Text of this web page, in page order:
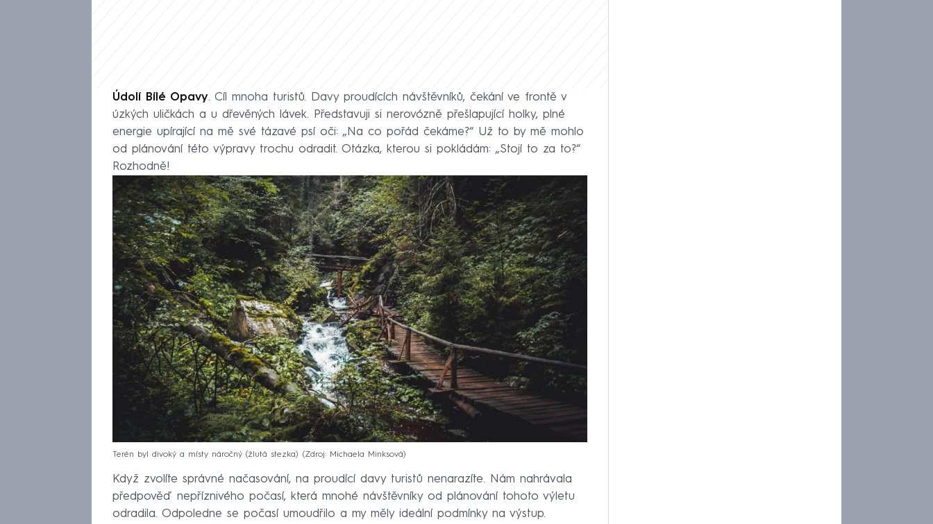
Údolí Bílé Opavy. Cíl mnoha turistů. Davy proudících návštěvníků, čekání ve frontě v
úzkých uličkách a u dřevěných lávek. Představuji si nerovózně přešlapující holky, plné
energie upírající na mě své tázavé psí oči: „Na co pořád čekáme?“ Už to by mě mohlo
od plánování této výpravy trochu odradit. Otázka, kterou si pokládám: „Stojí to za to?“
Rozhodně!
Terén byl divoký a místy náročný (žlutá stezka) Zdroj: Michaela Minksová
Když zvolíte správné načasování, na proudící davy turistů nenarazíte. Nám nahrávala
předpověď nepříznivého počasí, která mnohé návštěvníky od plánování tohoto výletu
odradila. Odpoledne se počasí umoudřilo a my měly ideální podmínky na výstup.